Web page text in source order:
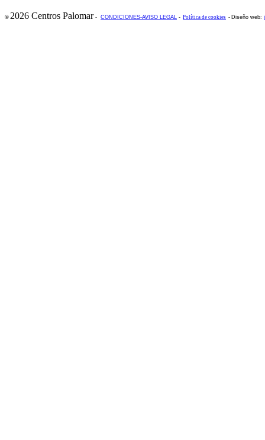
© 2026 Centros Palomar- CONDICIONES-AVISO LEGAL - Política de cookies - Diseño web: